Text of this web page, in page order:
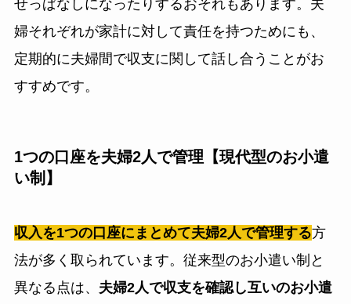
せっぱなしになったりするおそれもあります。夫
婦それぞれが家計に対して責任を持つためにも、
定期的に夫婦間で収支に関して話し合うことがお
すすめです。
1つの口座を夫婦2人で管理【現代型のお小遣
い制】
収入を1つの口座にまとめて夫婦2人で管理する方
法が多く取られています。従来型のお小遣い制と
異なる点は、 夫婦2人で収支を確認し互いのお小遣